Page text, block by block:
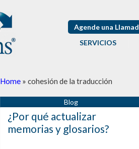
Agende una
SERVICIOS
Home » cohesión de la traducción
¿Por qué actualizar
memorias y glosarios?